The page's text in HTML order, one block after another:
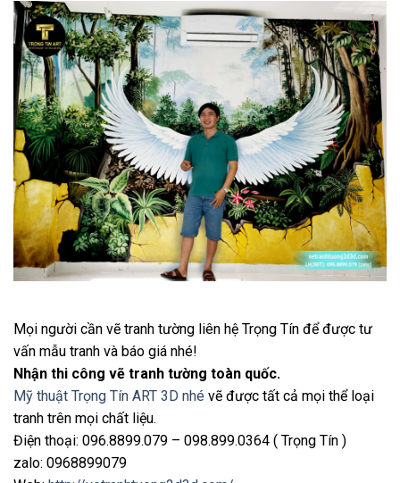
Mọi người cần vẽ tranh tường liên hệ Trọng Tín để được tư
vấn mẫu tranh và báo giá nhé!
Nhận thi công vẽ tranh tường toàn quốc.
Mỹ thuật Trọng Tín ART 3D nhé vẽ được tất cả mọi thể loại
tranh trên mọi chất liệu.
Điện thoại: 096.8899.079 – 098.899.0364 ( Trọng Tín )
zalo: 0968899079